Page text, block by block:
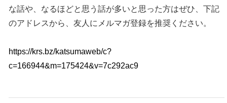
な話や、なるほどと思う話が多いと思った方はぜひ、下記
のアドレスから、友人にメルマガ登録を推奨ください。
https://krs.bz/katsumaweb/c?
c=166944&m=175424&v=7c292ac9